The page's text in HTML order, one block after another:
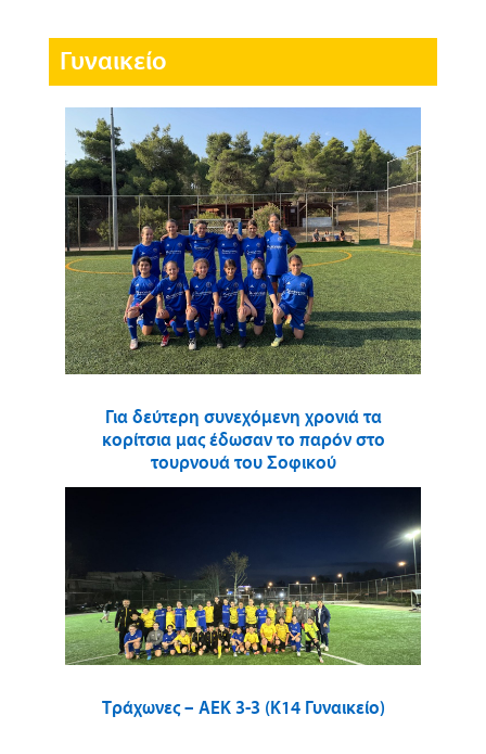
Γυναικείο
Για δεύτερη συνεχόμενη χρονιά τα
κορίτσια μας έδωσαν το παρόν στο
τουρνουά του Σοφικού
Τράχωνες – ΑΕΚ 3-3 (Κ14 Γυναικείο)